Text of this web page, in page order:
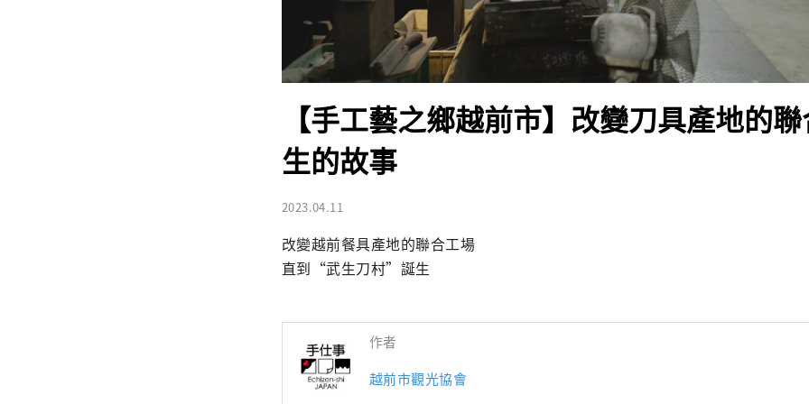
【手工藝之鄉越前市】改變刀具產地的
生的故事
2023.04.11
改變越前餐具產地的聯合工場
直到“武生刀村”誕生
作者
越前市觀光協會